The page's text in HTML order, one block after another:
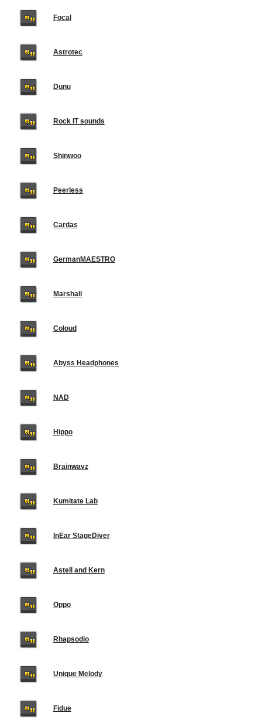
Focal
Astrotec
Dunu
Rock IT sounds
Shinwoo
Peerless
Cardas
GermanMAESTRO
Marshall
Coloud
Abyss Headphones
NAD
Hippo
Brainwavz
Kumitate Lab
InEar StageDiver
Astell and Kern
Oppo
Rhapsodio
Unique Melody
Fidue